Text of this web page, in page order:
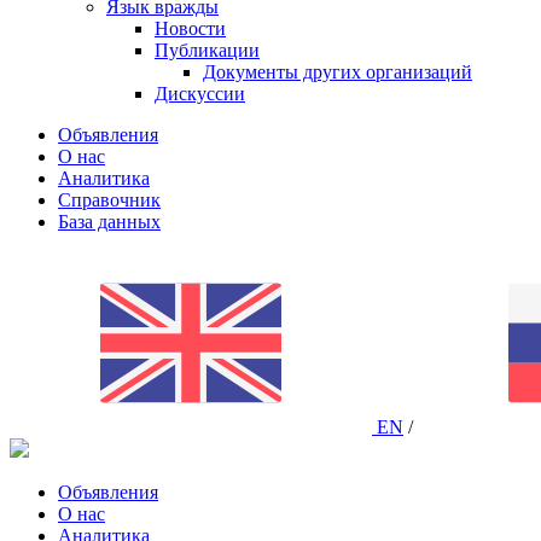
Язык вражды
Новости
Публикации
Документы других организаций
Дискуссии
Объявления
О нас
Аналитика
Справочник
База данных
EN /
Объявления
О нас
Аналитика